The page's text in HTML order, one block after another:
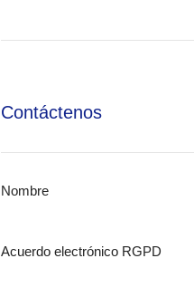
Contáctenos
Nombre
Acuerdo electrónico RGPD